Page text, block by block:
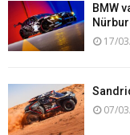
BMW
17/
07/